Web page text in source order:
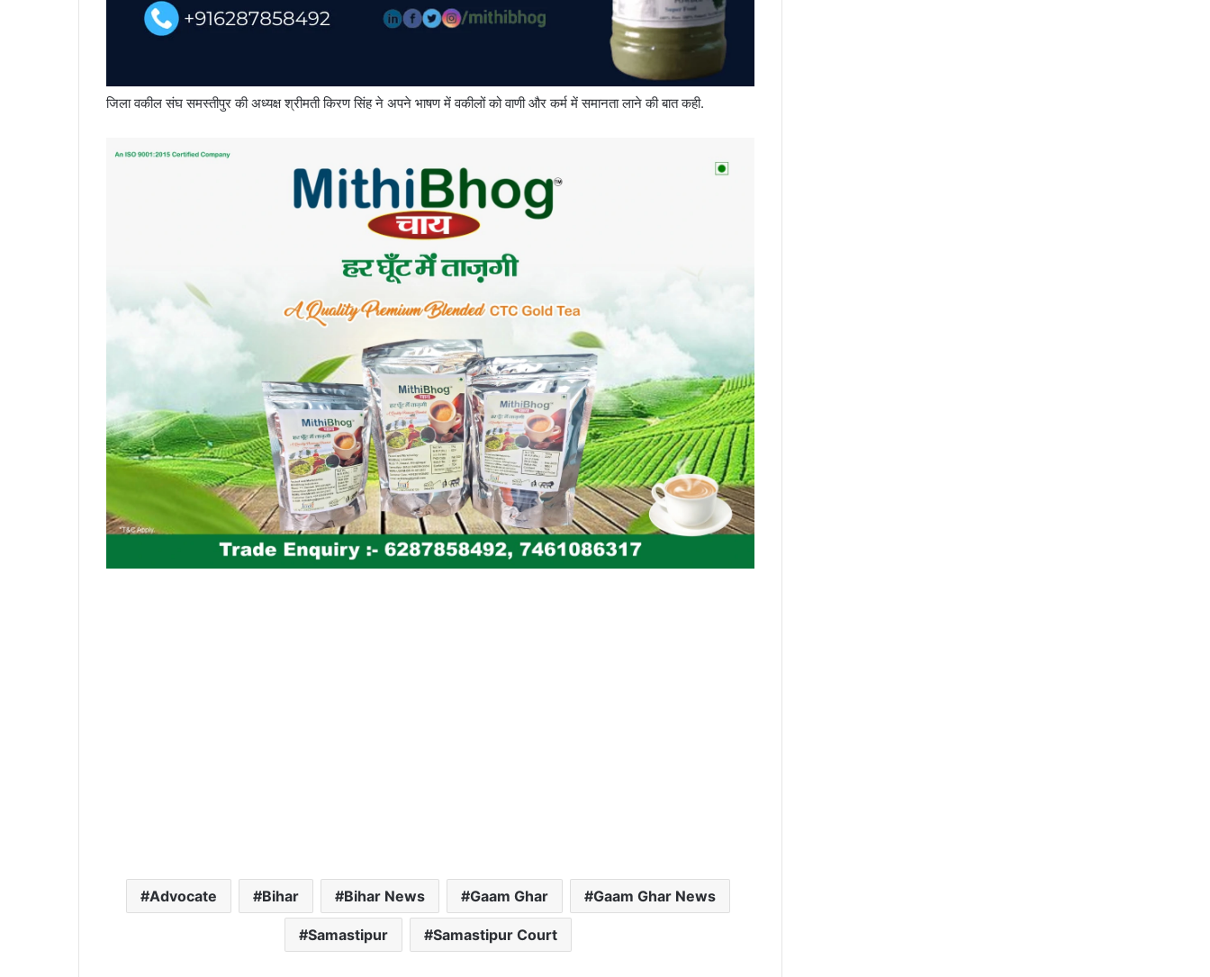
जिला वकील संघ समस्तीपुर की अध्यक्ष श्रीमती किरण सिंह ने अपने भाषण में वकीलों को वाणी और कर्म में समानता लाने की बात कही.
Advocate Bihar Bihar News Gaam Ghar Gaam Ghar News
Samastipur Samastipur Court